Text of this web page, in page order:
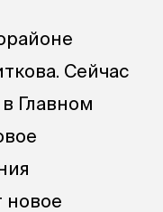
Сейчас
Главном
новое